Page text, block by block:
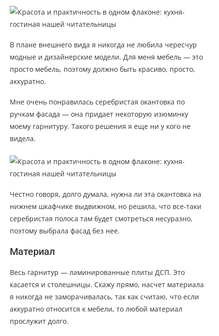
В плане внешнего вида я никогда не любила чересчур
модные и дизайнерские модели. Для меня мебель — это
просто мебель, поэтому должно быть красиво, просто,
аккуратно.
Мне очень понравилась серебристая окантовка по
ручкам фасада — она придает некоторую изюминку
моему гарнитуру. Такого решения я еще ни у кого не
видела.
Честно говоря, долго думала, нужна ли эта окантовка на
нижнем шкафчике выдвижном, но решила, что все-таки
серебристая полоса там будет смотреться несуразно,
поэтому выбрала фасад без нее.
Материал
Весь гарнитур — ламинированные плиты ДСП. Это
касается и столешницы. Скажу прямо, насчет материала
я никогда не заморачивалась, так как считаю, что если
аккуратно относится к мебели, то любой материал
прослужит долго.